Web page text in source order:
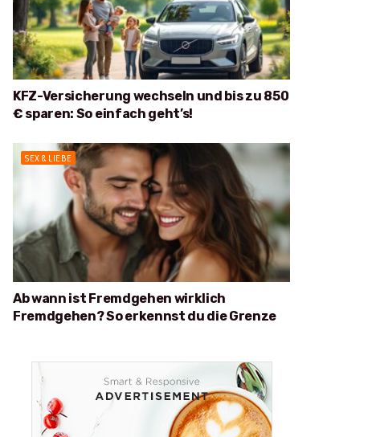
KFZ-Versicherung wechseln und bis zu 850
€ sparen: So einfach geht’s!
SEX & LIEBE
Ab wann ist Fremdgehen wirklich
Fremdgehen? So erkennst du die Grenze